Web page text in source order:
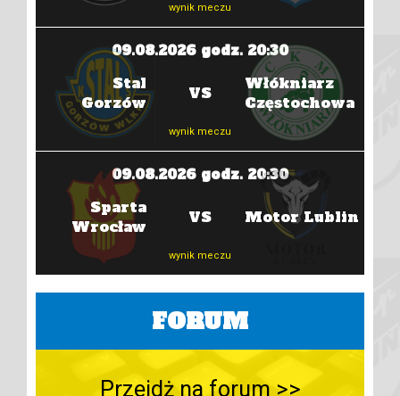
wynik meczu
09.08.2026 godz. 20:30
Stal
Gorzów
VS
Włókniarz
Częstochowa
wynik meczu
09.08.2026 godz. 20:30
Sparta
Wrocław
VS Motor Lublin
wynik meczu
FORUM
Przejdż na forum >>